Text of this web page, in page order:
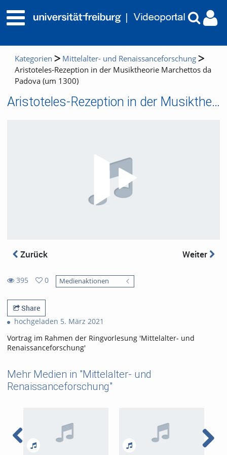
Kategorien
Mittelalter- und Renaissanceforschung
Aristoteles-Rezeption in der Musiktheorie Marchettos da
Padova (um 1300)
Aristoteles-Rezeption in der Musiktheorie Marchettos da Padova (um 1300)
Zurück Weiter
395
views
0
favorites
Medienaktionen
Share
hochgeladen 5. März 2021
Vortrag im Rahmen der Ringvorlesung 'Mittelalter- und
Renaissanceforschung'
Mehr Medien in "Mittelalter- und
Renaissanceforschung"